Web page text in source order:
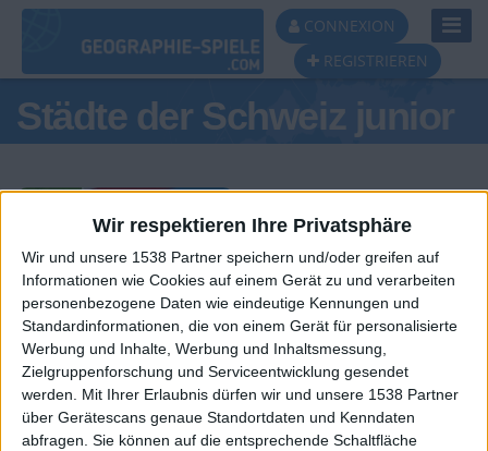
Wir respektieren Ihre Privatsphäre
Wir und unsere 1538 Partner speichern und/oder greifen auf
Informationen wie Cookies auf einem Gerät zu und verarbeiten
personenbezogene Daten wie eindeutige Kennungen und
Standardinformationen, die von einem Gerät für personalisierte
Werbung und Inhalte, Werbung und Inhaltsmessung,
Zielgruppenforschung und Serviceentwicklung gesendet
werden. Mit Ihrer Erlaubnis dürfen wir und unsere 1538 Partner
über Gerätescans genaue Standortdaten und Kenndaten
abfragen. Sie können auf die entsprechende Schaltfläche
CONNEXION
REGISTRIEREN
Städte der Schweiz junior
Tagespodest
#1 #2 #3